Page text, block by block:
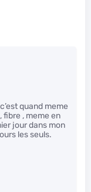
quand meme
fibre , meme en
jour dans mon
les seuls.